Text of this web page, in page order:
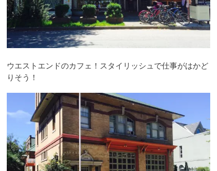
ウエストエンドのカフェ！スタイリッシュで仕事がはかど
りそう！